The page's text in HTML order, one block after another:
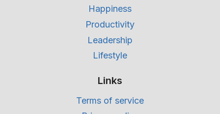
Happiness
Productivity
Leadership
Lifestyle
Links
Terms of service